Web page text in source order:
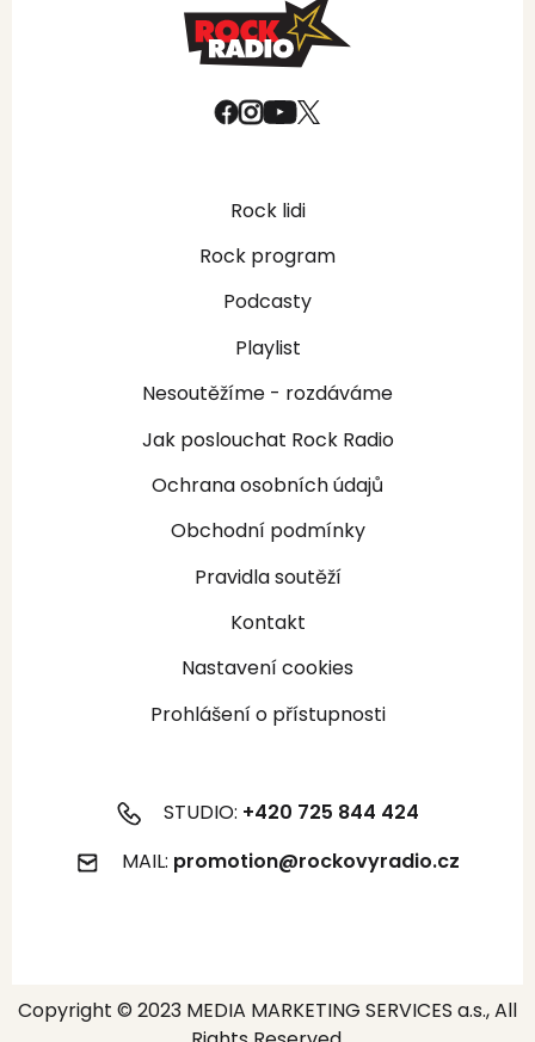
Rock lidi
Rock program
Podcasty
Playlist
Nesoutěžíme - rozdáváme
Jak poslouchat Rock Radio
Ochrana osobních údajů
Obchodní podmínky
Pravidla soutěží
Kontakt
Nastavení cookies
Prohlášení o přístupnosti
STUDIO: +420 725 844 424
MAIL: promotion@rockovyradio.cz
Copyright © 2023 MEDIA MARKETING SERVICES a.s., All